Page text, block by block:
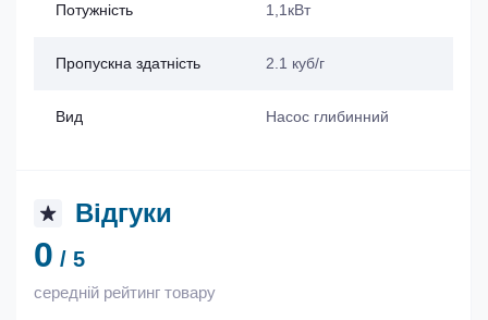
Потужність 1,1кВт
Пропускна здатність 2.1 куб/г
Вид Насос глибинний
Відгуки
0 / 5
середній рейтинг товару